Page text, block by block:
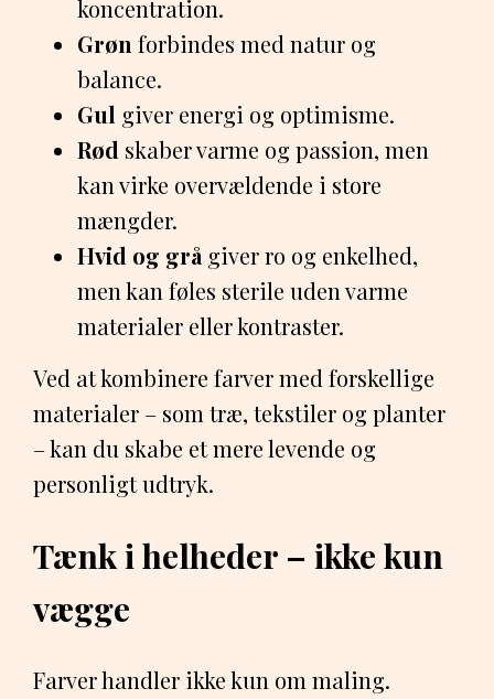
koncentration.
Grønforbindes med natur og
balance.
Gul giver energi og optimisme.
Rød skaber varme og passion, men
kan virke overvældende i store
mængder.
Hvid og grågiver ro og enkelhed,
men kan føles sterile uden varme
materialer eller kontraster.
Ved at kombinere farver med forskellige
materialer – som træ, tekstiler og planter
– kan du skabe et mere levende og
personligt udtryk.
Tænk i helheder – ikke kun
vægge
Farver handler ikke kun om maling.